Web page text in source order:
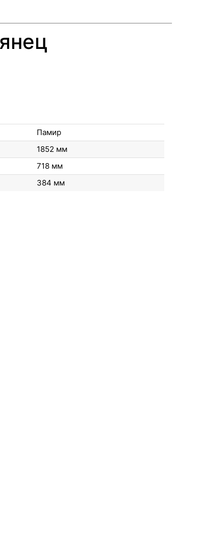
Памир
1852 мм
718 мм
384 мм